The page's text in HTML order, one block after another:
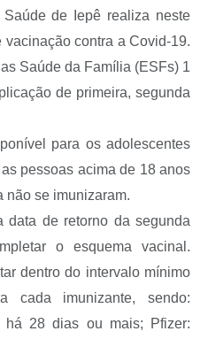
(SIC)
de Iepê realiza neste
vacinação contra a Covid-19.
Saúde da Família (ESFs) 1
de primeira, segunda
para os adolescentes
pessoas acima de 18 anos
não se imunizaram.
data de retorno da segunda
o esquema vacinal.
dentro do intervalo mínimo
cada imunizante, sendo:
há 28 dias ou mais; Pfizer: